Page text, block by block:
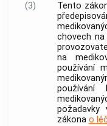
(3)
Tento
chovech
na
používání
používání
požadavky
zákona o